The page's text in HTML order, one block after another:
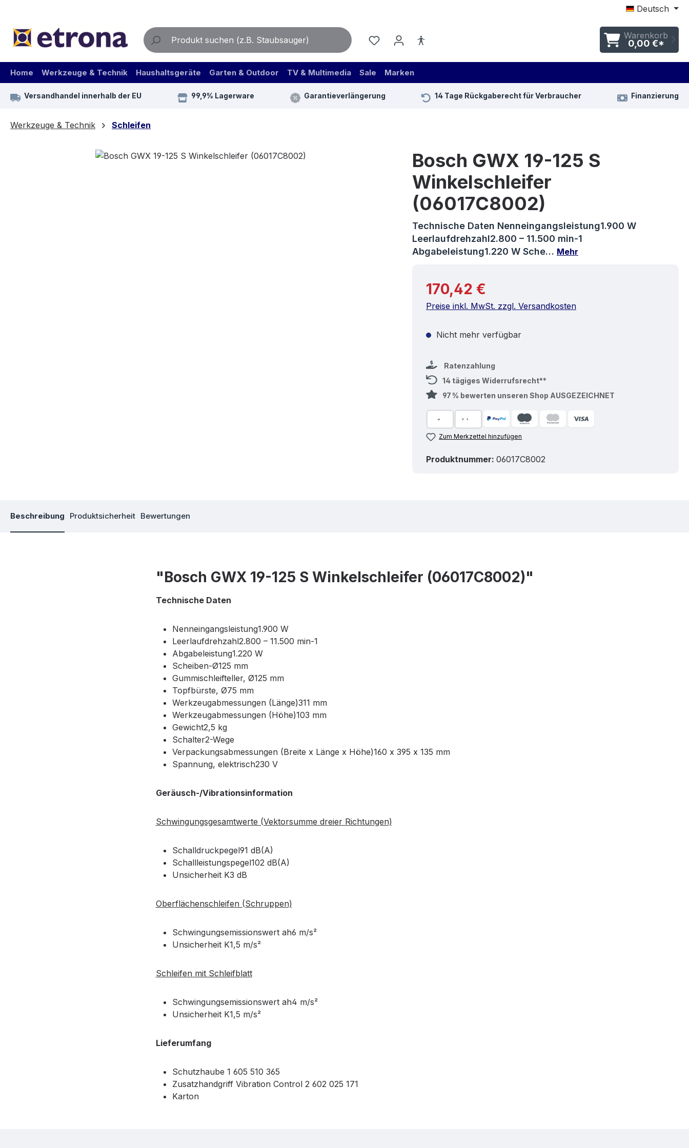
Deutsch
Warenkorb
0,00 €*
Home Werkzeuge & Technik Haushaltsgeräte Garten & Outdoor TV & Multimedia Sale Marken
Versandhandel innerhalb der EU 99,9% Lagerware Garantieverlängerung 14 Tage Rückgaberecht für Verbraucher Finanzierung
Werkzeuge & Technik Schleifen
Bildergalerie überspringen
Bosch GWX 19-125 S
Winkelschleifer
(06017C8002)
Technische Daten Nenneingangsleistung1.900 W
Leerlaufdrehzahl2.800 – 11.500 min-1
Abgabeleistung1.220 W Sche… Mehr
Regulärer Preis:
170,42 €
Preise inkl. MwSt. zzgl. Versandkosten
Nicht mehr verfügbar
Ratenzahlung
14 tägiges Widerrufsrecht**
97 % bewerten unseren Shop AUSGEZEICHNET
Zum Merkzettel hinzufügen
Produktnummer: 06017C8002
Beschreibung Produktsicherheit Bewertungen
"Bosch GWX 19-125 S Winkelschleifer (06017C8002)"
Technische Daten
Nenneingangsleistung1.900 W
Leerlaufdrehzahl2.800 – 11.500 min-1
Abgabeleistung1.220 W
Scheiben-Ø125 mm
Gummischleifteller, Ø125 mm
Topfbürste, Ø75 mm
Werkzeugabmessungen (Länge)311 mm
Werkzeugabmessungen (Höhe)103 mm
Gewicht2,5 kg
Schalter2-Wege
Verpackungsabmessungen (Breite x Länge x Höhe)160 x 395 x 135 mm
Spannung, elektrisch230 V
Geräusch-/Vibrationsinformation
Schwingungsgesamtwerte (Vektorsumme dreier Richtungen)
Schalldruckpegel91 dB(A)
Schallleistungspegel102 dB(A)
Unsicherheit K3 dB
Oberflächenschleifen (Schruppen)
Schwingungsemissionswert ah6 m/s²
Unsicherheit K1,5 m/s²
Schleifen mit Schleifblatt
Schwingungsemissionswert ah4 m/s²
Unsicherheit K1,5 m/s²
Lieferumfang
Schutzhaube 1 605 510 365
Zusatzhandgriff Vibration Control 2 602 025 171
Karton